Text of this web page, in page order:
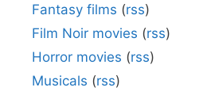
Fantasy films (rss)
Film Noir movies (rss)
Horror movies (rss)
Musicals (rss)